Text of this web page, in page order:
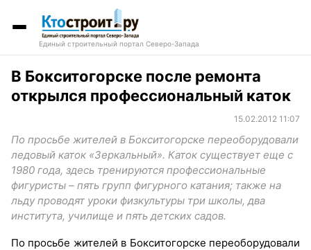
Единый строительный портал Северо-Запада
В Бокситогорске после ремонта
открылся профессиональный каток
15.02.2012 11:07
По просьбе жителей в Бокситогорске переоборудовали
ледовый каток «Зеркальный». Каток существует еще с
1980 года, здесь тренируются профессиональные
фигуристы – пять групп фигурного катания; также на
льду проводят уроки физкультуры три школы, два
института, училище и пять детских садов.
По просьбе жителей в Бокситогорске переоборудовали